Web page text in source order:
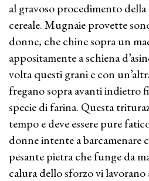
al gravoso procedimento
cereale. Mugnaie provette
donne, che chine sopra un
appositamente a schiena
volta questi grani e con
fregano sopra avanti indietro
specie di farina. Questa
tempo e deve essere pure
donne intente a barcamenare
pesante pietra che funge da
calura dello sforzo vi